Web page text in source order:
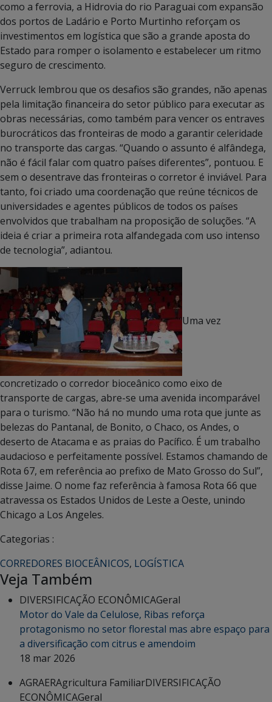
como a ferrovia, a Hidrovia do rio Paraguai com expansão
dos portos de Ladário e Porto Murtinho reforçam os
investimentos em logística que são a grande aposta do
Estado para romper o isolamento e estabelecer um ritmo
seguro de crescimento.
Verruck lembrou que os desafios são grandes, não apenas
pela limitação financeira do setor público para executar as
obras necessárias, como também para vencer os entraves
burocráticos das fronteiras de modo a garantir celeridade
no transporte das cargas. “Quando o assunto é alfândega,
não é fácil falar com quatro países diferentes”, pontuou. E
sem o desentrave das fronteiras o corretor é inviável. Para
tanto, foi criado uma coordenação que reúne técnicos de
universidades e agentes públicos de todos os países
envolvidos que trabalham na proposição de soluções. “A
ideia é criar a primeira rota alfandegada com uso intenso
de tecnologia”, adiantou.
Uma vez
concretizado o corredor bioceânico como eixo de
transporte de cargas, abre-se uma avenida incomparável
para o turismo. “Não há no mundo uma rota que junte as
belezas do Pantanal, de Bonito, o Chaco, os Andes, o
deserto de Atacama e as praias do Pacífico. É um trabalho
audacioso e perfeitamente possível. Estamos chamando de
Rota 67, em referência ao prefixo de Mato Grosso do Sul”,
disse Jaime. O nome faz referência à famosa Rota 66 que
atravessa os Estados Unidos de Leste a Oeste, unindo
Chicago a Los Angeles.
Categorias :
CORREDORES BIOCEÂNICOS, LOGÍSTICA
Veja Também
DIVERSIFICAÇÃO ECONÔMICAGeral
Motor do Vale da Celulose, Ribas reforça
protagonismo no setor florestal mas abre espaço para
a diversificação com citrus e amendoim
18 mar 2026
AGRAERAgricultura FamiliarDIVERSIFICAÇÃO
ECONÔMICAGeral